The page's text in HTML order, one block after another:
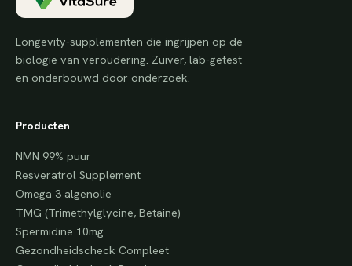
Longevity-supplementen die ingrijpen op de
biologie van veroudering. Zuiver, lab-getest
en onderbouwd door onderzoek.
Producten
NMN 99% puur
Resveratrol Supplement
Omega 3 algenolie
TMG (Trimethylglycine, Betaine)
Spermidine 10mg
Gezondheidscheck Compleet